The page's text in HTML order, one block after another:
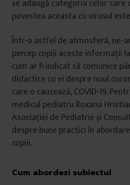
se adaugă categoria celor care
povestea aceasta cu virusul
Într-o astfel de atmosferă, ne-
percep copiii aceste informații
cum ar fi indicat să comunice
didactice cu ei despre noul
care o cauzează, COVID-19.
medicul pediatru Roxana
Asociației de Pediatrie și
despre bune practici în
copiii.
Cum abordezi subiectul